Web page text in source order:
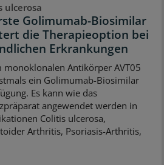
ulcerosa
Golimumab-Biosimilar
die Therapieoption bei
Erkrankungen
monoklonalen Antikörper AVT05
ein Golimumab-Biosimilar
Es kann wie das
angewendet werden in
Colitis ulcerosa,
Arthritis, Psoriasis-Arthritis,